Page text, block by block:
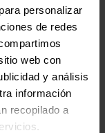
personalizar
de redes
web con
y análisis
información
recopilado a
DÍAS